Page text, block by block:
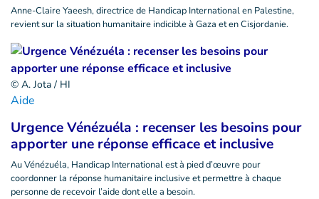
Anne-Claire Yaeesh, directrice de Handicap International en Palestine,
revient sur la situation humanitaire indicible à Gaza et en Cisjordanie.
© A. Jota / HI
Aide
Urgence Vénézuéla : recenser les besoins pour
apporter une réponse efficace et inclusive
Au Vénézuéla, Handicap International est à pied d’œuvre pour
coordonner la réponse humanitaire inclusive et permettre à chaque
personne de recevoir l’aide dont elle a besoin.